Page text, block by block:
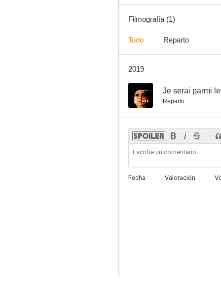
Filmografía (1)
Todo Reparto
2019
-- Je serai parmi
Reparto
Fecha Valoración